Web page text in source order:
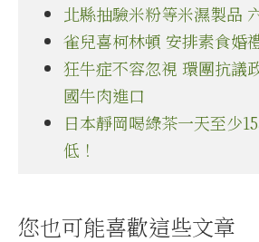
北縣抽驗米粉等米濕製品
雀兒喜柯林頓 安排素食婚
狂牛症不容忽視 環團抗議
國牛肉進口
日本靜岡喝綠茶一天至少
低！
您也可能喜歡這些文章